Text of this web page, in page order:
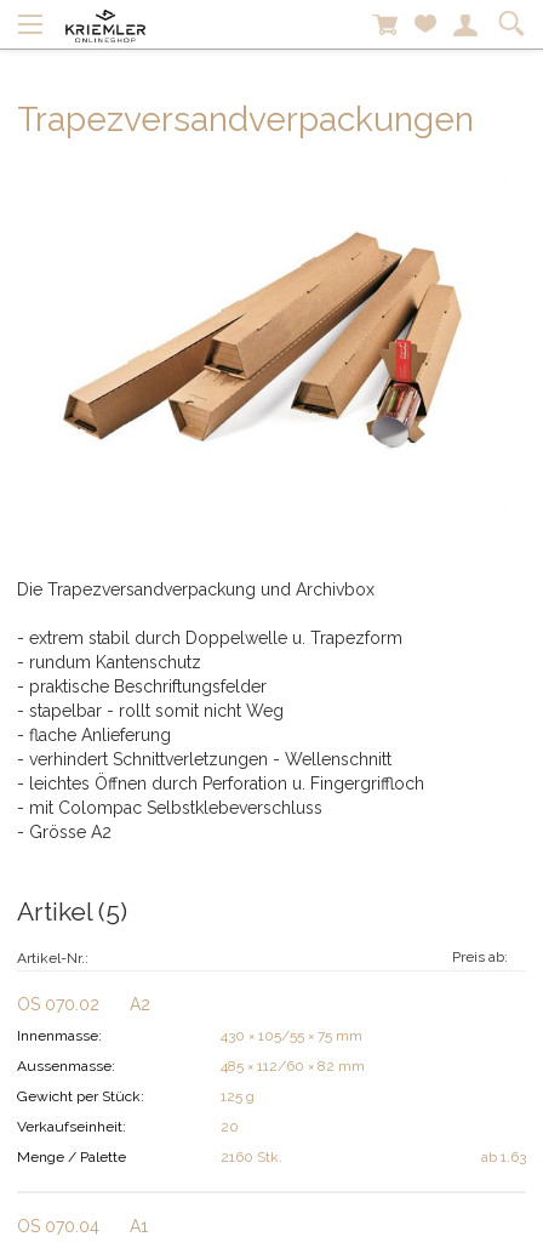
Trapezversandverpackungen
Die Trapezversandverpackung und Archivbox
- extrem stabil durch Doppelwelle u. Trapezform
- rundum Kantenschutz
- praktische Beschriftungsfelder
- stapelbar - rollt somit nicht Weg
- flache Anlieferung
- verhindert Schnittverletzungen - Wellenschnitt
- leichtes Öffnen durch Perforation u. Fingergriffloch
- mit Colompac Selbstklebeverschluss
- Grösse A2
Artikel (5)
Preis ab:
Artikel-Nr.:
ab 1.63
OS 070.02 A2
Innenmasse:
430 × 105/55 × 75 mm
Aussenmasse:
485 × 112/60 × 82 mm
Gewicht per Stück:
125 g
Verkaufseinheit:
20
Menge / Palette
2160 Stk.
OS 070.04 A1